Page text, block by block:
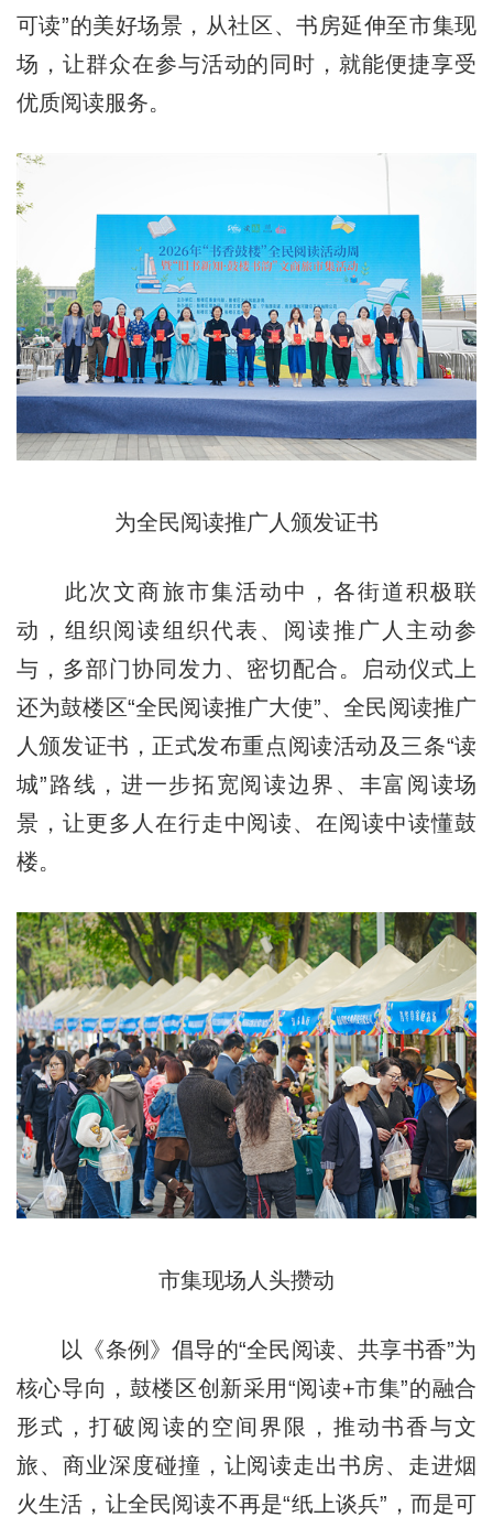
可读”的美好场景，从社区、书房延伸至市集现
场，让群众在参与活动的同时，就能便捷享受
优质阅读服务。
为全民阅读推广人颁发证书
此次文商旅市集活动中，各街道积极联
动，组织阅读组织代表、阅读推广人主动参
与，多部门协同发力、密切配合。启动仪式上
还为鼓楼区“全民阅读推广大使”、全民阅读推广
人颁发证书，正式发布重点阅读活动及三条“读
城”路线，进一步拓宽阅读边界、丰富阅读场
景，让更多人在行走中阅读、在阅读中读懂鼓
楼。
市集现场人头攒动
以《条例》倡导的“全民阅读、共享书香”为
核心导向，鼓楼区创新采用“阅读+市集”的融合
形式，打破阅读的空间界限，推动书香与文
旅、商业深度碰撞，让阅读走出书房、走进烟
火生活，让全民阅读不再是“纸上谈兵”，而是可